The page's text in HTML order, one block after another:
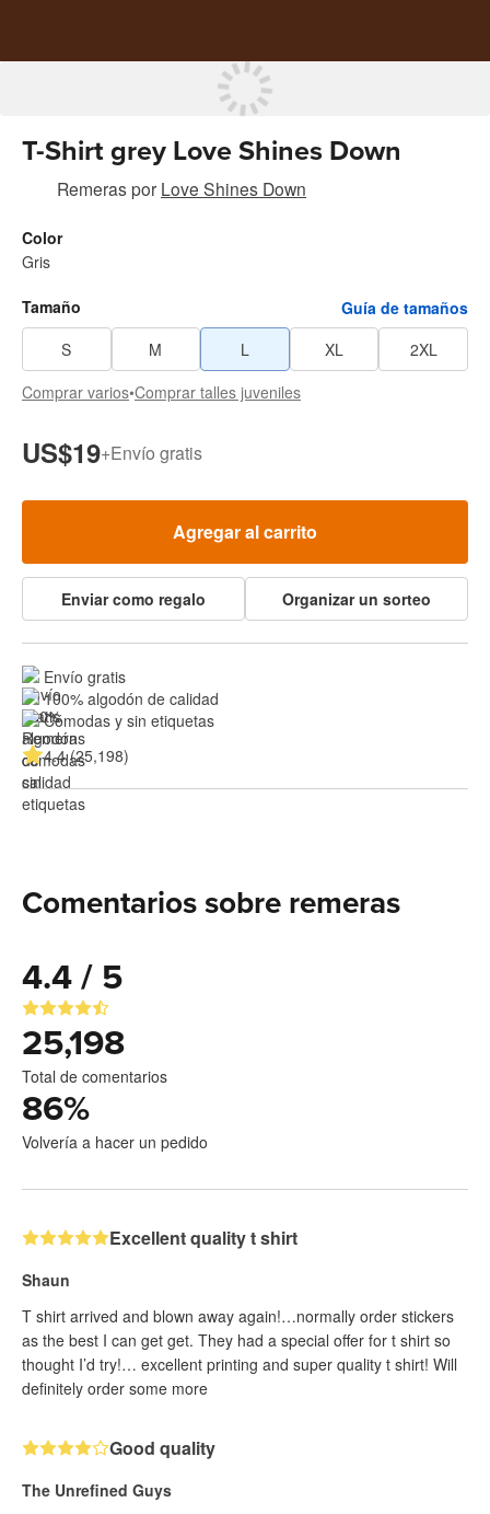
T-Shirt grey Love Shines Down
Remeraspor Love Shines Down
Color
Gris
Tamaño
Guía de tamaños
S
M L XL
2XL
Comprar varios•Comprar talles juveniles
US$19+Envío gratis
Agregar al carrito
Enviar como regalo Organizar un sorteo
Envío gratis
100% algodón de calidad
Cómodas y sin etiquetas
4.4 (25,198)
Comentarios sobre remeras
4.4 / 5
25,198
Total de comentarios
86%
Volvería a hacer un pedido
Excellent quality t shirt
Shaun
T shirt arrived and blown away again!…normally order stickers
as the best I can get get. They had a special offer for t shirt so
thought I’d try!… excellent printing and super quality t shirt! Will
definitely order some more
Good quality
The Unrefined Guys